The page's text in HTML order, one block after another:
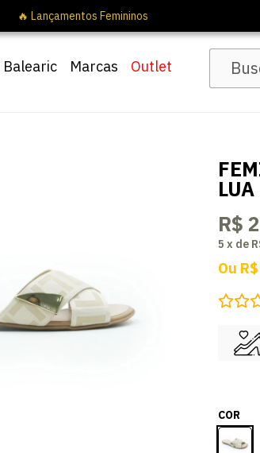
Balearic Marcas Outlet
Pai10
R$
5 x de
Ou
COR